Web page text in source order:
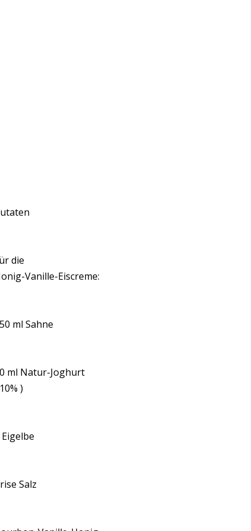
die
Vanille-Eiscreme:
ml Sahne
ml Natur-Joghurt
)
Salz